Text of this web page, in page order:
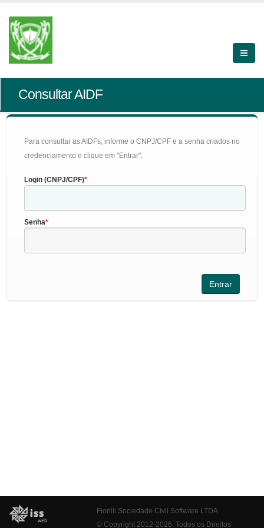
Consultar AIDF
Para consultar as AIDFs, informe o CNPJ/CPF e a senha criados no
credenciamento e clique em "Entrar".
Login (CNPJ/CPF)
Senha
Fiorilli Sociedade Civil Software LTDA
© Copyright 2012-2026. Todos os Direitos